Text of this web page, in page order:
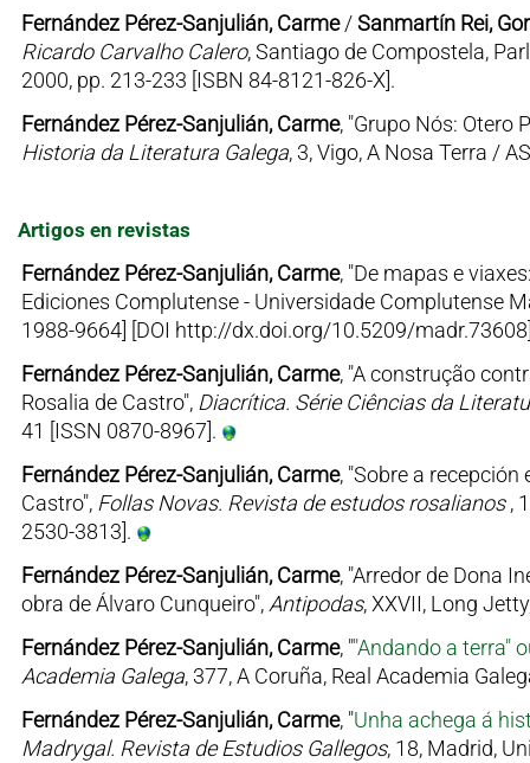
Fernández Pérez-Sanjulián, Carme/Sanmartín Rei,
Ricardo Carvalho Calero, Santiago de Compostela,
2000, pp. 213-233 [ISBN 84-8121-826-X].
Fernández Pérez-Sanjulián, Carme, "Grupo Nós: Otero
Historia da Literatura Galega, 3, Vigo, A Nosa Terra /
Artigos en revistas
Fernández Pérez-Sanjulián, Carme, "De mapas e
Ediciones Complutense - Universidade Complutense
1988-9664] [DOI http://dx.doi.org/10.5209/
Fernández Pérez-Sanjulián, Carme, "A construção
Rosalia de Castro", Diacrítica. Série Ciências da
41 [ISSN 0870-8967].
Fernández Pérez-Sanjulián, Carme, "Sobre a
Castro", Follas Novas. Revista de estudos rosalianos,
2530-3813].
Fernández Pérez-Sanjulián, Carme, "Arredor de Dona
obra de Álvaro Cunqueiro", Antipodas, XXVII, Long
Fernández Pérez-Sanjulián, Carme, ""Andando a terra"
Academia Galega, 377, A Coruña, Real Academia
Fernández Pérez-Sanjulián, Carme, "Unha achega á
Madrygal. Revista de Estudios Gallegos, 18, Madrid,